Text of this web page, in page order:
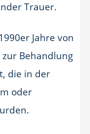
Trauer.
Jahre von
zur Behandlung
die in der
oder